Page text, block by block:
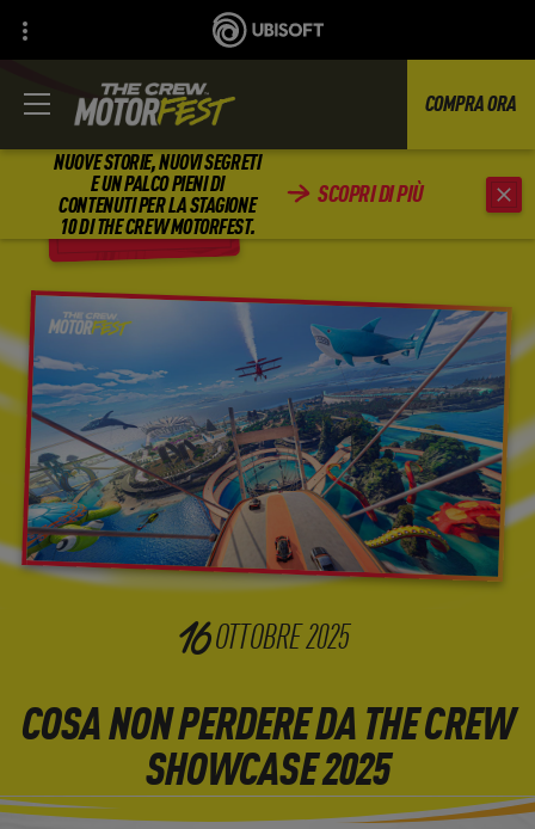
NUOVE STORIE, NUOVI SEGRETI
E UN PALCO PIENI DI
CONTENUTI PER LA STAGIONE
10 DI THE CREW MOTORFEST.
SCOPRI DI PIÙ
COMPRA ORA
INDIETRO
16OTTOBRE2025
COSA NON PERDERE DA THE CREW
SHOWCASE 2025